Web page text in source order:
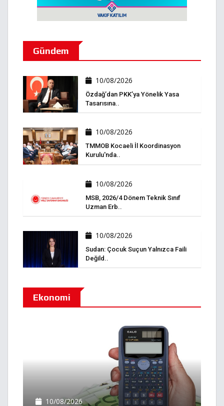
Gündem
10/08/2026
Özdağ’dan PKK’ya Yönelik Yasa
Tasarısına..
10/08/2026
TMMOB Kocaeli İl Koordinasyon
Kurulu'nda..
10/08/2026
MSB, 2026/4 Dönem Teknik Sınıf
Uzman Erb..
10/08/2026
Sudan: Çocuk Suçun Yalnızca Faili
Değild..
Ekonomi
10/08/2026